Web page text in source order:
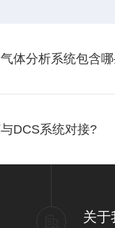
体分析系统包含
DCS系统对接?
关于